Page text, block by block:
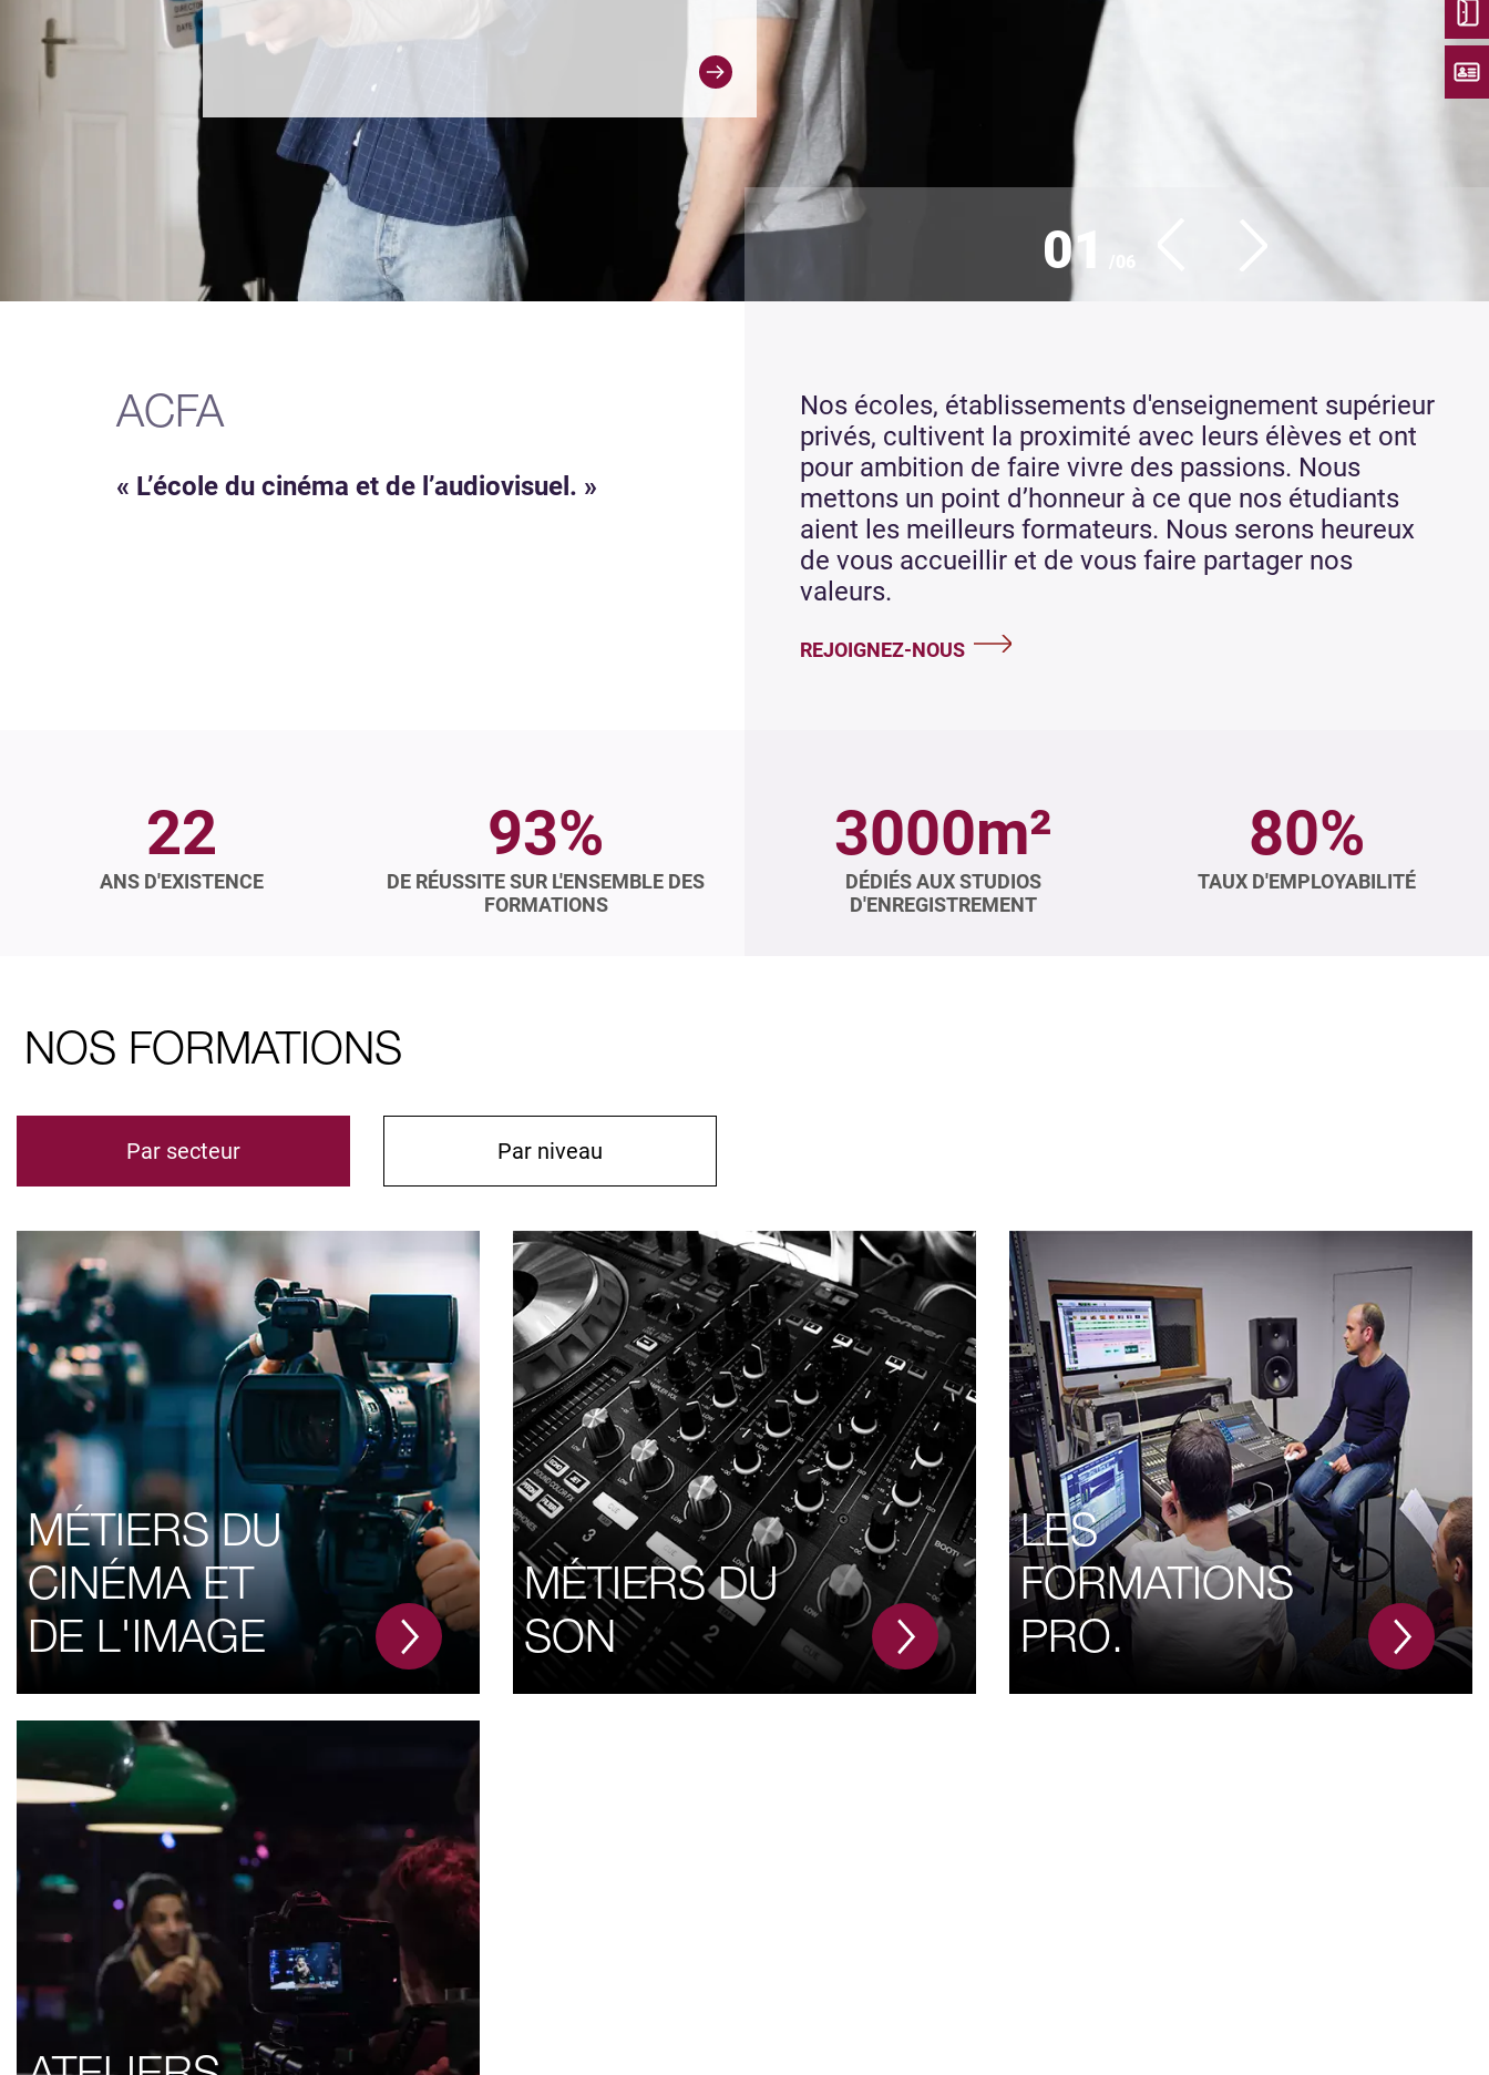
02 /06
ACFA
« L’école du cinéma et de l’audiovisuel. »
Nos écoles, établissements d'enseignement supérieur
privés, cultivent la proximité avec leurs élèves et ont
pour ambition de faire vivre des passions. Nous
mettons un point d’honneur à ce que nos étudiants
aient les meilleurs formateurs. Nous serons heureux
de vous accueillir et de vous faire partager nos
valeurs.
REJOIGNEZ-NOUS
22
ANS D'EXISTENCE
93%
DE RÉUSSITE SUR L'ENSEMBLE DES
FORMATIONS
3000m²
DÉDIÉS AUX STUDIOS
D'ENREGISTREMENT
80%
TAUX D'EMPLOYABILITÉ
NOS FORMATIONS
Par secteur Par niveau
MÉTIERS DU
CINÉMA ET
DE L'IMAGE
MÉTIERS DU
SON
LES
FORMATIONS
PRO.